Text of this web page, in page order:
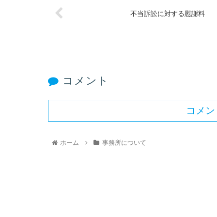
不当訴訟に対する慰謝料
コメント
コメ
ホーム 事務所について